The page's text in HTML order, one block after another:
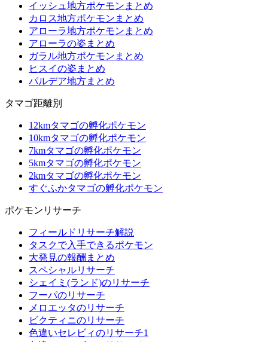
イッシュ地方ポケモンまとめ
カロス地方ポケモンまとめ
アローラ地方ポケモンまとめ
アローラの姿まとめ
ガラル地方ポケモンまとめ
ヒスイの姿まとめ
パルデア地方まとめ
タマゴ距離別
12kmタマゴの孵化ポケモン
10kmタマゴの孵化ポケモン
7kmタマゴの孵化ポケモン
5kmタマゴの孵化ポケモン
2kmタマゴの孵化ポケモン
すぐふかタマゴの孵化ポケモン
ポケモンリサーチ
フィールドリサーチ解説
タスクで入手できるポケモン
大発見の報酬まとめ
スペシャルリサーチ
シェイミ(ランド)のリサーチ
フーパのリサーチ
メロエッタのリサーチ
ビクティニのリサーチ
色違いセレビィのリサーチ1